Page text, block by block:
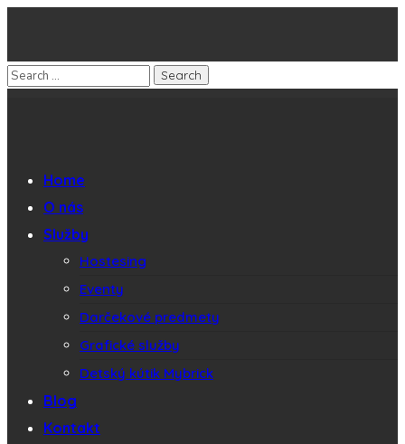
Home
O nás
Služby
Hostesing
Eventy
Darčekové predmety
Grafické služby
Detský kútik Mybrick
Blog
Kontakt